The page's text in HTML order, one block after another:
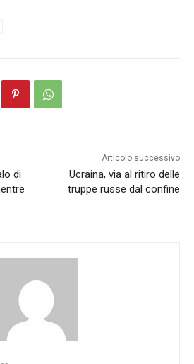
di
Articolo successivo
Ucraina, via al ritiro delle
truppe russe dal confine